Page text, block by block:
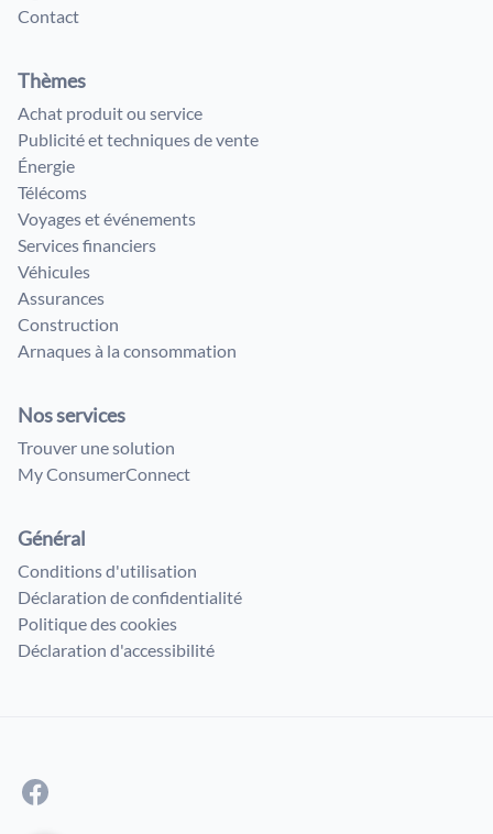
Contact
Thèmes
Achat produit ou service
Publicité et techniques de vente
Énergie
Télécoms
Voyages et événements
Services financiers
Véhicules
Assurances
Construction
Arnaques à la consommation
Nos services
Trouver une solution
My ConsumerConnect
Général
Conditions d'utilisation
Déclaration de confidentialité
Politique des cookies
Déclaration d'accessibilité